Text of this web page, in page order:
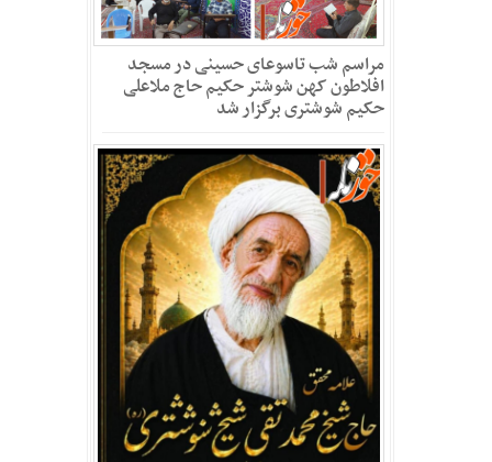
مراسم شب تاسوعای حسینی در مسجد
افلاطون کهن شوشتر حکیم حاج ملاعلی
حکیم شوشتری برگزار شد